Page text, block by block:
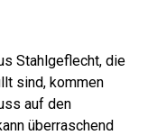
Stahlgeflecht, die
sind, kommen
auf den
überraschend